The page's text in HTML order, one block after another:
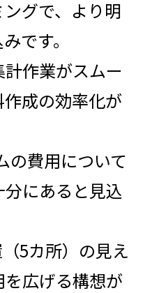
グで、 より明
です。
作業がスムー
成の効率化が
の費用について
にあると見込
5カ所）の見え
広げる構想が